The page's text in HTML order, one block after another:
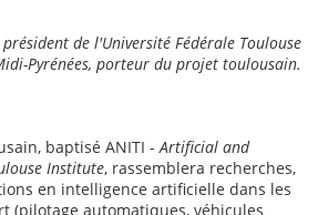
de l'Université Fédérale Toulouse
Pyrénées, porteur du projet toulousain.
baptisé ANITI -Artificial and
Institute, rassemblera recherches,
en intelligence artificielle dans les
(pilotage automatiques, véhicules